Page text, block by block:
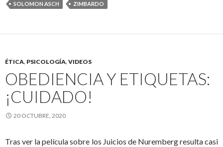
SOLOMON ASCH
ZIMBARDO
ÉTICA, PSICOLOGÍA, VIDEOS
OBEDIENCIA Y ETIQUETAS:
¡CUIDADO!
20 OCTUBRE, 2020
Tras ver la película sobre los Juicios de Nuremberg resulta casi